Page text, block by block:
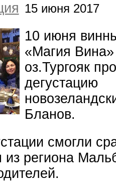
15 июня 2017
10 июня
«Магия Вина»
оз.Тургояк
дегустацию
Бланов.
смогли
региона